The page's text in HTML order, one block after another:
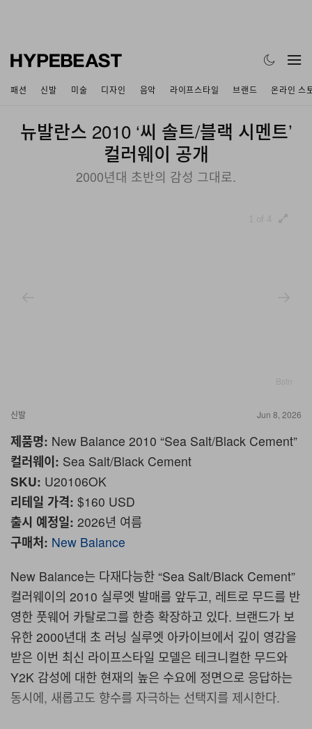
패션 신발 미술 디자인 음악 라이프스타일 브랜드 온라인 스
뉴발란스 2010 ‘씨 솔트/블랙 시멘트’
컬러웨이 공개
2000년대 초반의 감성 그대로.
신발 Jun 8, 2026
제품명: New Balance 2010 “Sea Salt/Black Cement”
컬러웨이: Sea Salt/Black Cement
SKU: U20106OK
리테일 가격: $160 USD
출시 예정일: 2026년 여름
구매처: New Balance
New Balance는 다재다능한 “Sea Salt/Black Cement”
컬러웨이의 2010 실루엣 발매를 앞두고, 레트로 무드를 반
영한 풋웨어 카탈로그를 한층 확장하고 있다. 브랜드가 보
유한 2000년대 초 러닝 실루엣 아카이브에서 깊이 영감을
받은 이번 최신 라이프스타일 모델은 테크니컬한 무드와
Y2K 감성에 대한 현재의 높은 수요에 정면으로 응답하는
동시에, 새롭고도 향수를 자극하는 선택지를 제시한다.